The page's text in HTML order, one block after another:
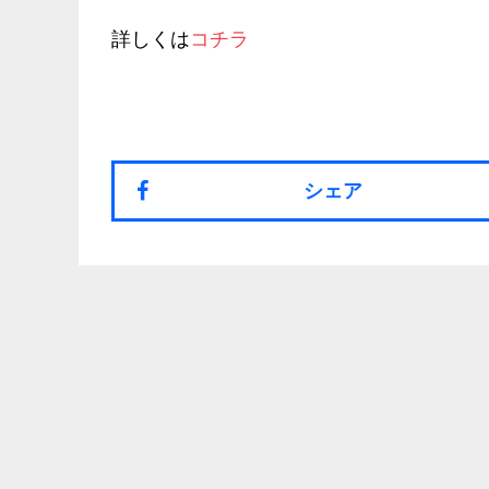
詳しくはコチラ
シェア